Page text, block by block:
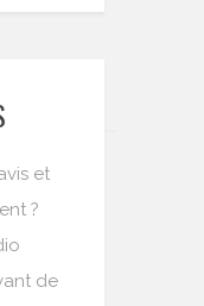
et
?
de